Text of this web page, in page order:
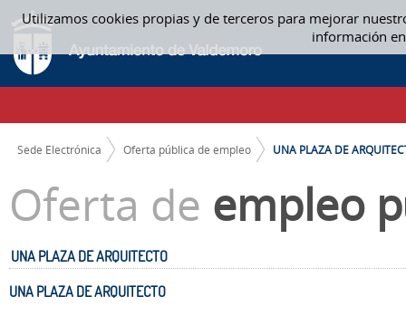
Utilizamos cookies propias y de terceros para mejorar
información
Saltar al contenido
UNA PLAZA DE ARQUITECTO - OFERTA PÚBLICA DE EMPLEO
CAMINO DE MIGAS
Sede Electrónica Oferta pública de empleo UNA PLAZA DE
Oferta de empleo
UNA PLAZA DE ARQUITECTO
UNA PLAZA DE ARQUITECTO